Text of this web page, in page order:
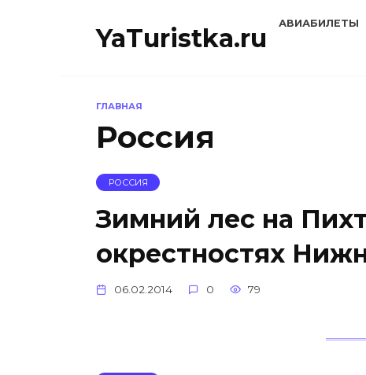
YaTuristka.ru АВИАБИЛЕТЫ
ГЛАВНАЯ
Россия
РОССИЯ
Зимний лес на
окрестностях
06.02.2014 0 79